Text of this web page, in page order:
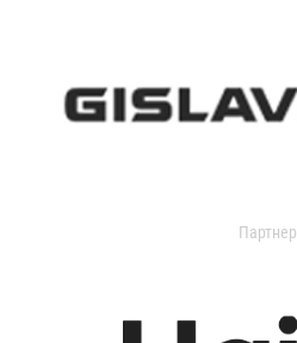
Партнер